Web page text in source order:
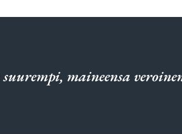
maineensa